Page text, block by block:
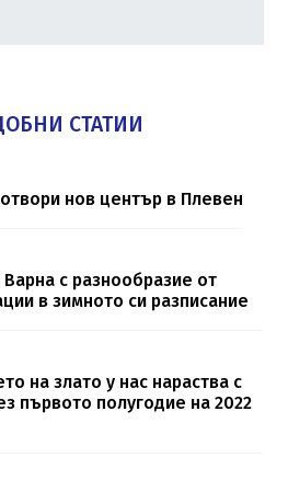
СТАТИИ
нов център в Плевен
с разнообразие от
в зимното си разписание
на злато у нас нараства с
първото полугодие на 2022